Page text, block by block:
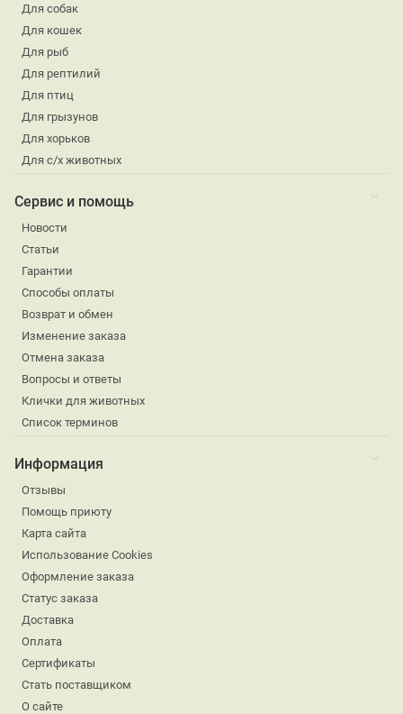
Для собак
Для кошек
Для рыб
Для рептилий
Для птиц
Для грызунов
Для хорьков
Для с/х животных
Сервис и помощь
Новости
Статьи
Гарантии
Способы оплаты
Возврат и обмен
Изменение заказа
Отмена заказа
Вопросы и ответы
Клички для животных
Список терминов
Информация
Отзывы
Помощь приюту
Карта сайта
Использование Cookies
Оформление заказа
Статус заказа
Доставка
Оплата
Сертификаты
Стать поставщиком
О сайте